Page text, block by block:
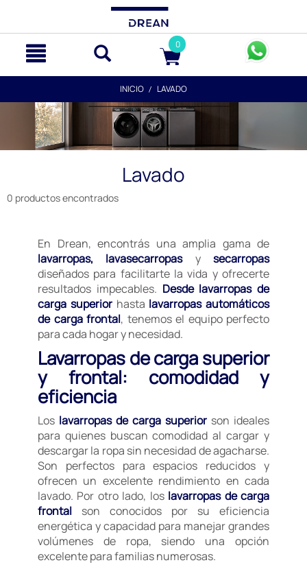
0
INICIO LAVADO
Lavado
0 productos encontrados
En Drean, encontrás una amplia gama de
lavarropas, lavasecarropasysecarropas
diseñados para facilitarte la vida y ofrecerte
resultados impecables. Desde lavarropas de
carga superiorhasta lavarropas automáticos
de carga frontal, tenemos el equipo perfecto
para cada hogar y necesidad.
Lavarropas de carga superior
y frontal: comodidad y
eficiencia
Los lavarropas de carga superior son ideales
para quienes buscan comodidad al cargar y
descargar la ropa sin necesidad de agacharse.
Son perfectos para espacios reducidos y
ofrecen un excelente rendimiento en cada
lavado. Por otro lado, los lavarropas de carga
frontal son conocidos por su eficiencia
energética y capacidad para manejar grandes
volúmenes de ropa, siendo una opción
excelente para familias numerosas.